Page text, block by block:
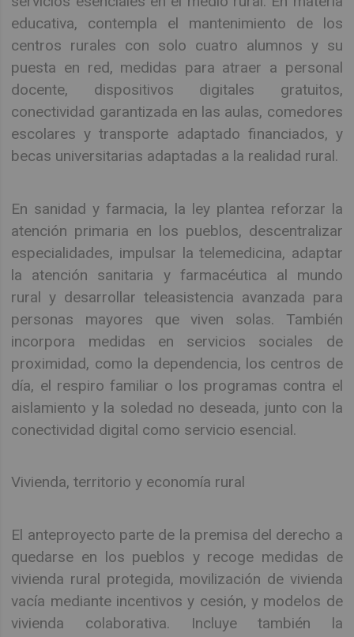
educativa, contempla el mantenimiento de los
centros rurales con solo cuatro alumnos y su
puesta en red, medidas para atraer a personal
docente, dispositivos digitales gratuitos,
conectividad garantizada en las aulas, comedores
escolares y transporte adaptado financiados, y
becas universitarias adaptadas a la realidad rural.
En sanidad y farmacia, la ley plantea reforzar la
atención primaria en los pueblos, descentralizar
especialidades, impulsar la telemedicina, adaptar
la atención sanitaria y farmacéutica al mundo
rural y desarrollar teleasistencia avanzada para
personas mayores que viven solas. También
incorpora medidas en servicios sociales de
proximidad, como la dependencia, los centros de
día, el respiro familiar o los programas contra el
aislamiento y la soledad no deseada, junto con la
conectividad digital como servicio esencial.
Vivienda, territorio y economía rural
El anteproyecto parte de la premisa del derecho a
quedarse en los pueblos y recoge medidas de
vivienda rural protegida, movilización de vivienda
vacía mediante incentivos y cesión, y modelos de
vivienda colaborativa. Incluye también la